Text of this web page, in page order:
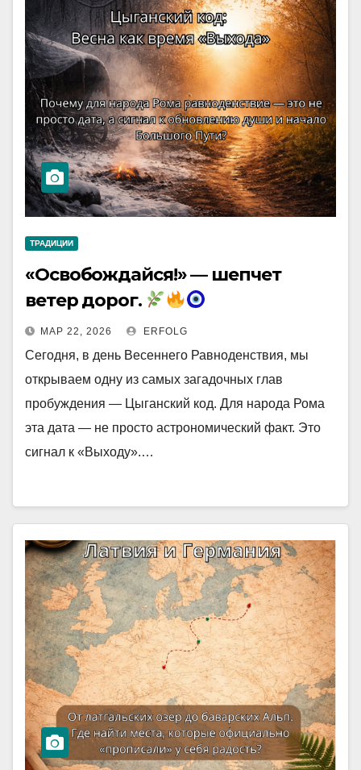
ТРАДИЦИИ
«Освобождайся!» — шепчет
ветер дорог.
МАР 22, 2026 ERFOLG
Сегодня, в день Весеннего Равноденствия, мы
открываем одну из самых загадочных глав
пробуждения — Цыганский код. Для народа Рома
эта дата — не просто астрономический факт. Это
сигнал к «Выходу».…